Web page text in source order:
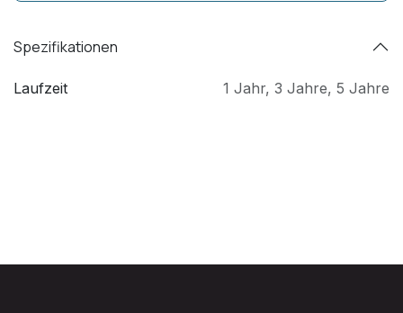
Spezifikationen
Laufzeit 1 Jahr, 3 Jahre, 5 Jahre